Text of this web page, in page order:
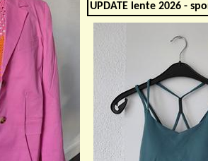
UPDATE lente 2026 -